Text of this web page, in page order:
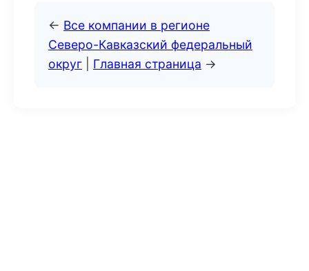
← Все компании в регионе
Северо-Кавказский федеральный
округ
Главная страница →